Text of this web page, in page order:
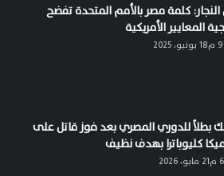
كلمة مصر بالأمم المتحدة تفضح
المعايير الأمريكية
بطلاً للدوري المصري بعد فوز قاتل على
كليوباترا بهدف نظيف